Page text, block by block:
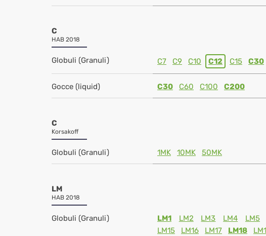
C
HAB 2018
Globuli (Granuli) C7 C9 C10 C12 C15 C30
Gocce (liquid) C30 C60 C100 C200
C
Korsakoff
Globuli (Granuli) 1MK 10MK 50MK
LM
HAB 2018
Globuli (Granuli) LM1 LM2 LM3 LM4 LM5
LM15
LM16 LM17 LM18